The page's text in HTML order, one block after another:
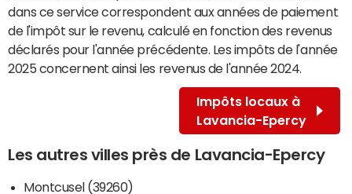
dans ce service correspondent aux années de paiement
de l'impôt sur le revenu, calculé en fonction des revenus
déclarés pour l'année précédente. Les impôts de l'année
2025 concernent ainsi les revenus de l'année 2024.
Impôts locaux à
Lavancia-Epercy
Les autres villes près de Lavancia-Epercy
Montcusel (39260)